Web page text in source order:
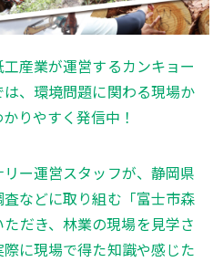
産業が運営するカンキョー
、環境問題に関わる現場か
りやすく発信中！
ー運営スタッフが、静岡県
などに取り組む「富士市森
だき、林業の現場を見学さ
に現場で得た知識や感じた